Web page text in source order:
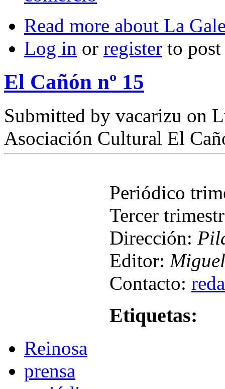
Read more about La
Log in or register to
El Cañón nº 15
Submitted by vacarizu on
Asociación Cultural El
Periódico
Tercer
Dirección:
Editor:
Contacto:
Etiquetas:
Reinosa
prensa